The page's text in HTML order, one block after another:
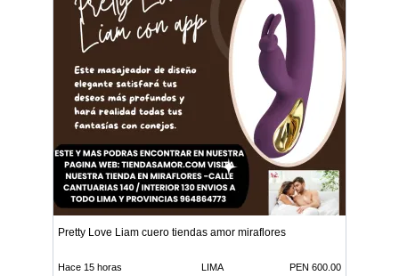
Pretty Love Liam cuero tiendas amor miraflores
Hace 15 horas LIMA PEN 600.00